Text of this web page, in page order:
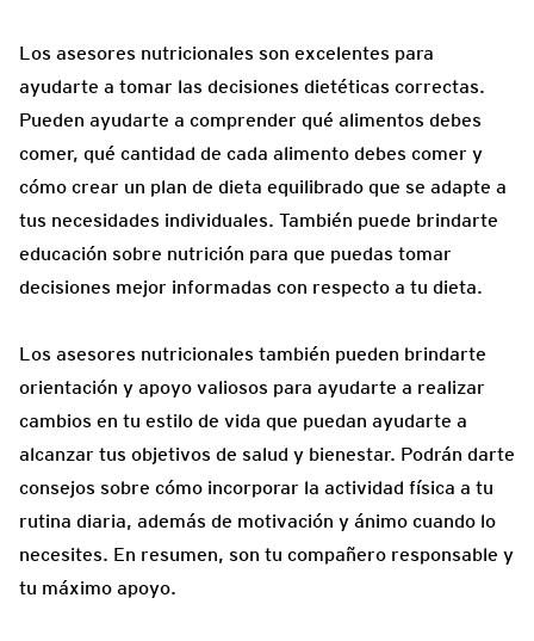
Los asesores nutricionales son excelentes para
ayudarte a tomar las decisiones dietéticas correctas.
Pueden ayudarte a comprender qué alimentos debes
comer, qué cantidad de cada alimento debes comer y
cómo crear un plan de dieta equilibrado que se adapte a
tus necesidades individuales. También puede brindarte
educación sobre nutrición para que puedas tomar
decisiones mejor informadas con respecto a tu dieta.
Los asesores nutricionales también pueden brindarte
orientación y apoyo valiosos para ayudarte a realizar
cambios en tu estilo de vida que puedan ayudarte a
alcanzar tus objetivos de salud y bienestar. Podrán darte
consejos sobre cómo incorporar la actividad física a tu
rutina diaria, además de motivación y ánimo cuando lo
necesites. En resumen, son tu compañero responsable y
tu máximo apoyo.